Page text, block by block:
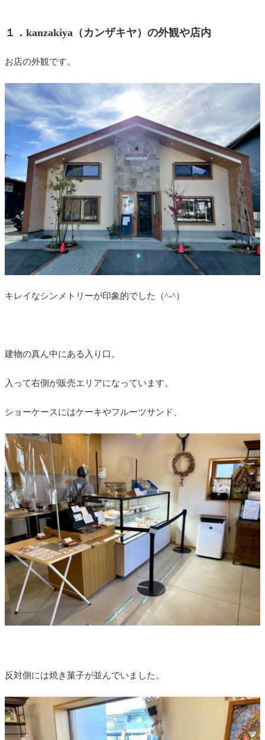
１．kanzakiya（カンザキヤ）の外観や店内
お店の外観です。
キレイなシンメトリーが印象的でした（^-^）
建物の真ん中にある入り口。
入って右側が販売エリアになっています。
ショーケースにはケーキやフルーツサンド、
反対側には焼き菓子が並んでいました。